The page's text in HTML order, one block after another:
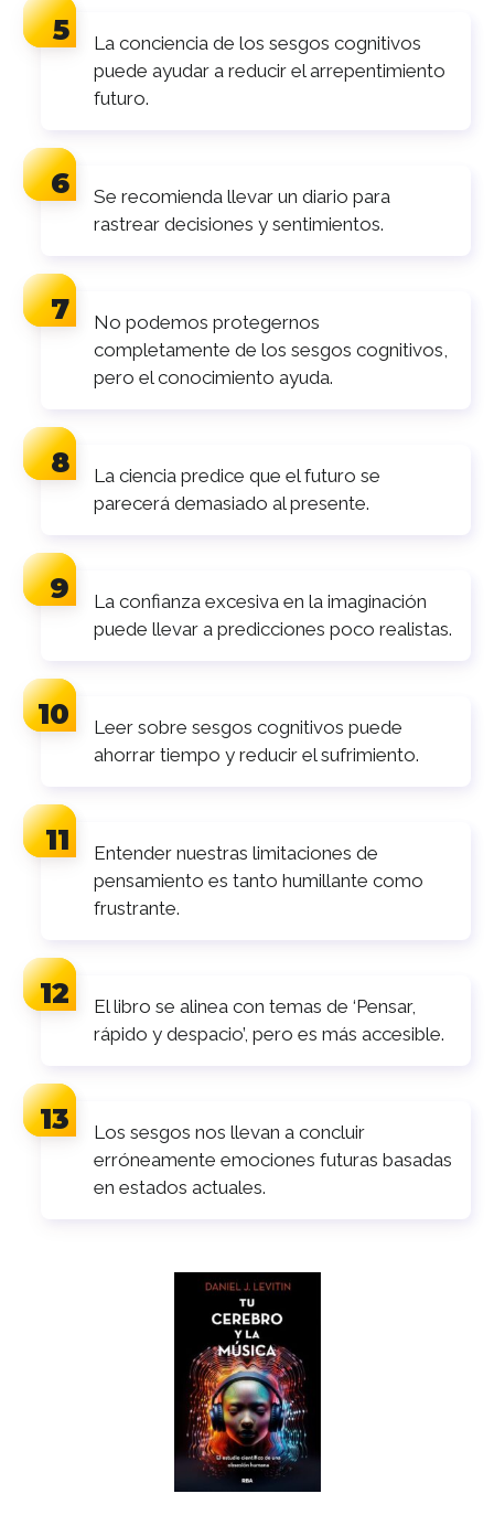
La conciencia de los sesgos cognitivos
puede ayudar a reducir el arrepentimiento
futuro.
Se recomienda llevar un diario para
rastrear decisiones y sentimientos.
No podemos protegernos
completamente de los sesgos cognitivos,
pero el conocimiento ayuda.
La ciencia predice que el futuro se
parecerá demasiado al presente.
La confianza excesiva en la imaginación
puede llevar a predicciones poco realistas.
Leer sobre sesgos cognitivos puede
ahorrar tiempo y reducir el sufrimiento.
Entender nuestras limitaciones de
pensamiento es tanto humillante como
frustrante.
El libro se alinea con temas de ‘Pensar,
rápido y despacio’, pero es más accesible.
Los sesgos nos llevan a concluir
erróneamente emociones futuras basadas
en estados actuales.